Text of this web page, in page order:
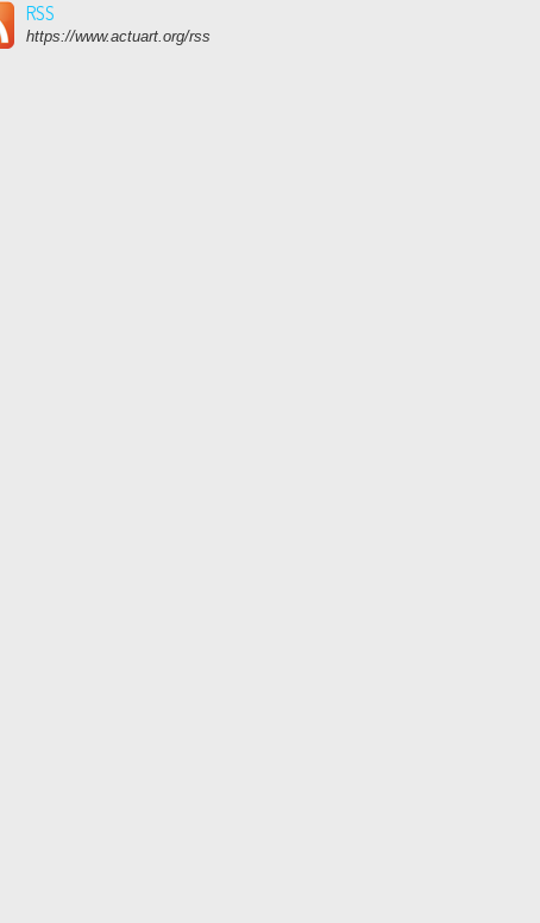
RSS
https://www.actuart.org/rss